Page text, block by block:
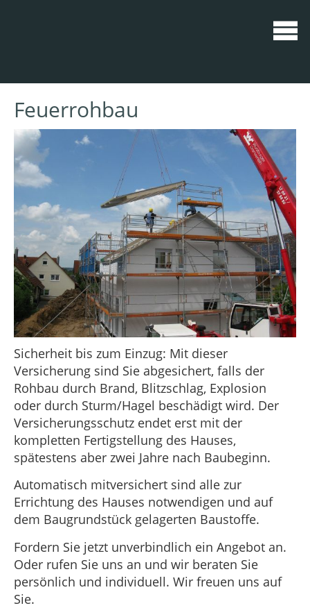
Feuerrohbau
Sicherheit bis zum Einzug: Mit dieser
Versicherung sind Sie abgesichert, falls der
Rohbau durch Brand, Blitzschlag, Explosion
oder durch Sturm/Hagel beschädigt wird. Der
Versicherungsschutz endet erst mit der
kompletten Fertigstellung des Hauses,
spätestens aber zwei Jahre nach Baubeginn.
Automatisch mitversichert sind alle zur
Errichtung des Hauses notwendigen und auf
dem Baugrundstück gelagerten Baustoffe.
Fordern Sie jetzt unverbindlich ein Angebot an.
Oder rufen Sie uns an und wir beraten Sie
persönlich und individuell. Wir freuen uns auf
Sie.